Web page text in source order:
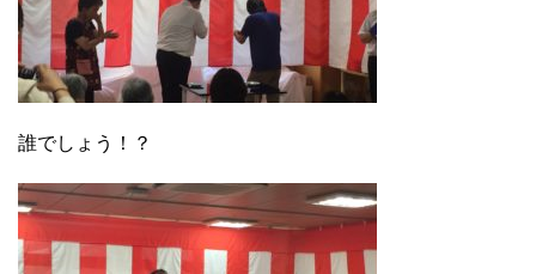
誰でしょう！？